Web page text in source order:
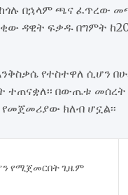
ከጎሉ በኋላም ጫና
ዳዊት ፍቃዱ በግምት
የተስተዋለ ሲሆን
በውጤቱ
ክለብ ሆኗል፡፡
የሚጀመርበት ጊዜም